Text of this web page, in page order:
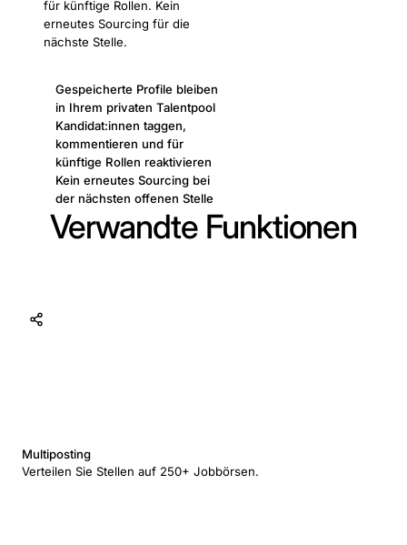
für künftige Rollen. Kein
erneutes Sourcing für die
nächste Stelle.
Gespeicherte Profile bleiben
in Ihrem privaten Talentpool
Kandidat:innen taggen,
kommentieren und für
künftige Rollen reaktivieren
Kein erneutes Sourcing bei
der nächsten offenen Stelle
Verwandte Funktionen
Multiposting
Verteilen Sie Stellen auf 250+ Jobbörsen.